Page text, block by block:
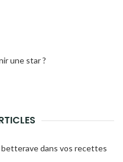
une star ?
betterave dans vos recettes